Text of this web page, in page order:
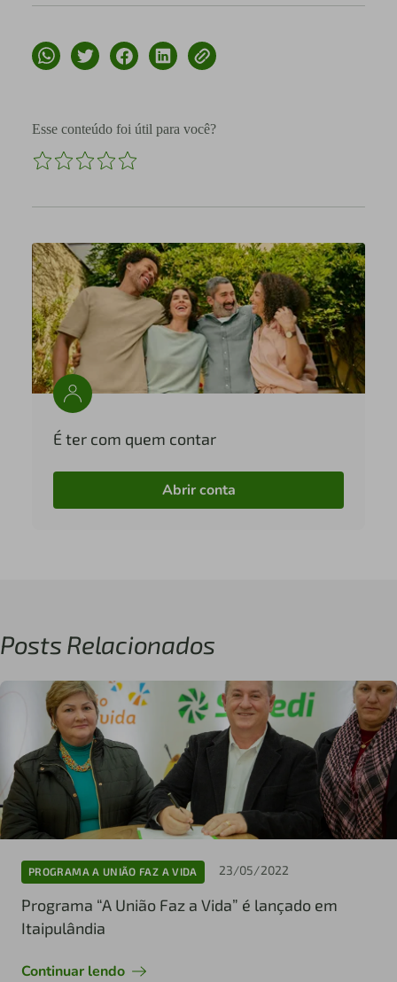
Esse conteúdo foi útil para você?
É ter com quem contar
Abrir conta
Posts Relacionados
PROGRAMA A UNIÃO FAZ A VIDA 23/05/2022
Programa “A União Faz a Vida” é lançado em
Itaipulândia
Continuar lendo